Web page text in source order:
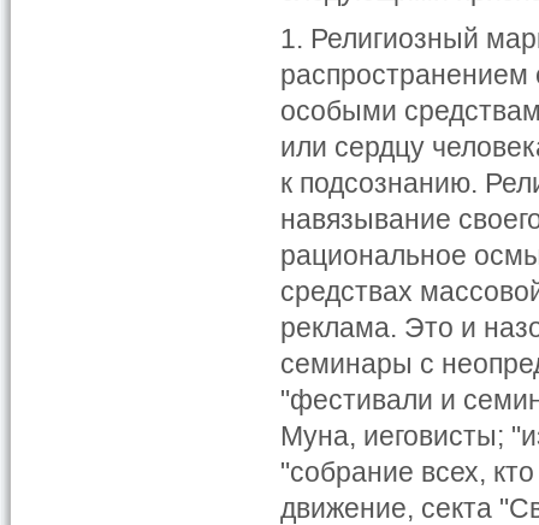
1. Религиозный
распространением
особыми
или сердцу
к подсознанию.
навязывание
рациональное
средствах
реклама. Это и
семинары с
"фестивали и
Муна, иеговисты;
"собрание всех,
движение, секта